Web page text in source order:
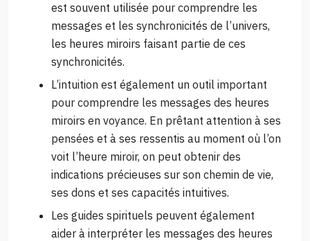
est souvent utilisée pour comprendre les
messages et les synchronicités de l’univers,
les heures miroirs faisant partie de ces
synchronicités.
L’intuition est également un outil important
pour comprendre les messages des heures
miroirs en voyance. En prêtant attention à ses
pensées et à ses ressentis au moment où l’on
voit l’heure miroir, on peut obtenir des
indications précieuses sur son chemin de vie,
ses dons et ses capacités intuitives.
Les guides spirituels peuvent également
aider à interpréter les messages des heures